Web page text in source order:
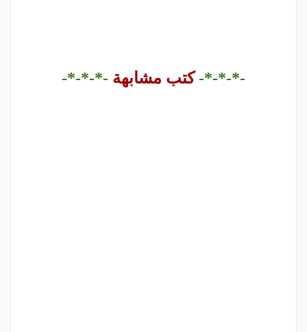
-*-*-*- كتب مشابهة -*-*-*-